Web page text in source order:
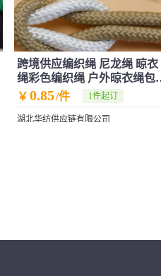
跨境供应编织绳 尼龙绳 晾衣
绳彩色编织绳 户外晾衣绳包
芯尼龙绳
￥ 0.85/件 1件起订
湖北华纺供应链有限公司